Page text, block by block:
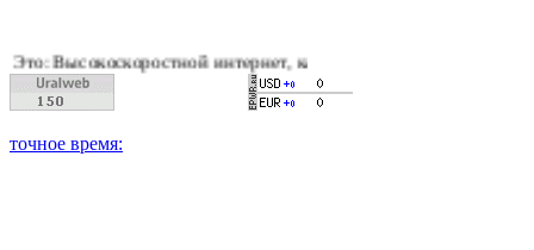
интернет, качественное цифровое и кабельное